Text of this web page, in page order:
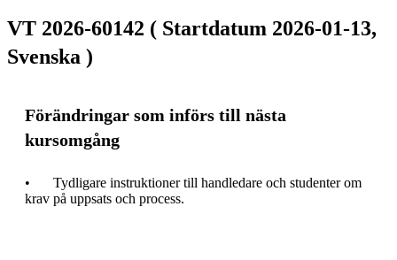
VT 2026-60142 ( Startdatum 2026-01-13,
Svenska )
Förändringar som införs till nästa
kursomgång
•	Tydligare instruktioner till handledare och studenter om
krav på uppsats och process.